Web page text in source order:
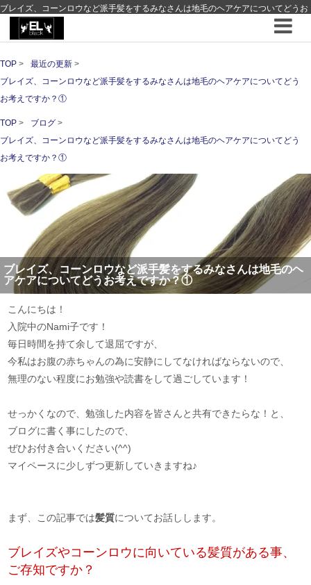
ブレイズ、コーンロウなど派手髪をするみなさんは地毛のヘアケアについてどうお
考えですか？① ｜ 最近の更新 ｜hair Design EL-black - 池袋 - エルブラック - コー
ンロウブレイズの専門店
TOP
最近の更新
ブレイズ、コーンロウなど派手髪をするみなさんは地毛のヘアケアについてどう
お考えですか？①
TOP
ブログ
ブレイズ、コーンロウなど派手髪をするみなさんは地毛のヘアケアについてどう
お考えですか？①
ブレイズ、コーンロウなど派手髪をするみなさんは地毛のヘ
アケアについてどうお考えですか？①
こんにちは！
入院中のNami子です！
毎日時間を持て余して退屈ですが、
今私はお腹の赤ちゃんの為に安静にしてなければならないので、
無理のない程度にお勉強や読書をして過ごしています！
せっかくなので、勉強した内容を皆さんと共有できたらな！と、
ブログに書く事にしたので、
ぜひお付き合いください(^^)
マイペースに少しずつ更新していきますね♪
まず、この記事では髪質についてお話しします。
ブレイズやコーンロウに向いている髪質がある事、
ご存知ですか？